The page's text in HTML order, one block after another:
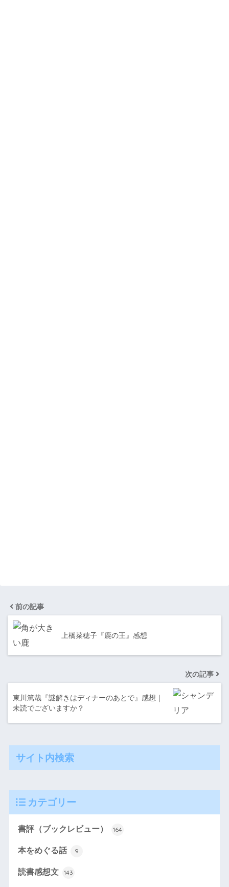
前の記事
上橋菜穂子『鹿の王』感想
次の記事
東川篤哉『謎解きはディナーのあとで』感想｜
未読でございますか？
サイト内検索
カテゴリー
書評（ブックレビュー） 164
本をめぐる話 9
読書感想文 143